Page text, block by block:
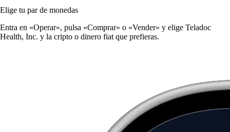
Elige tu par de monedas
Entra en «Operar», pulsa «Comprar» o «Vender» y elige Teladoc
Health, Inc. y la cripto o dinero fiat que prefieras.